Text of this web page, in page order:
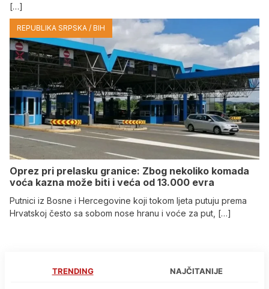
[…]
REPUBLIKA SRPSKA / BIH
Oprez pri prelasku granice: Zbog nekoliko komada
voća kazna može biti i veća od 13.000 evra
Putnici iz Bosne i Hercegovine koji tokom ljeta putuju prema
Hrvatskoj često sa sobom nose hranu i voće za put, […]
TRENDING NAJČITANIJE